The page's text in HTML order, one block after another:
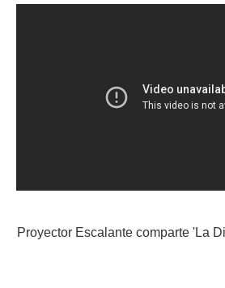
Proyector Escalante comparte 'La